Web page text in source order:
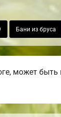
Бани из бруса
может